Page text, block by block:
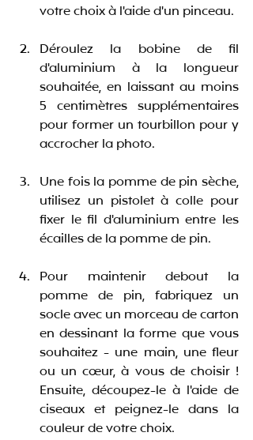
votre choix à l'aide d'un pinceau.
Déroulez la bobine de fil
d'aluminium à la longueur
souhaitée, en laissant au moins
5 centimètres supplémentaires
pour former un tourbillon pour y
accrocher la photo.
Une fois la pomme de pin sèche,
utilisez un pistolet à colle pour
fixer le fil d'aluminium entre les
écailles de la pomme de pin.
Pour maintenir debout la
pomme de pin, fabriquez un
socle avec un morceau de carton
en dessinant la forme que vous
souhaitez - une main, une fleur
ou un cœur, à vous de choisir !
Ensuite, découpez-le à l'aide de
ciseaux et peignez-le dans la
couleur de votre choix.